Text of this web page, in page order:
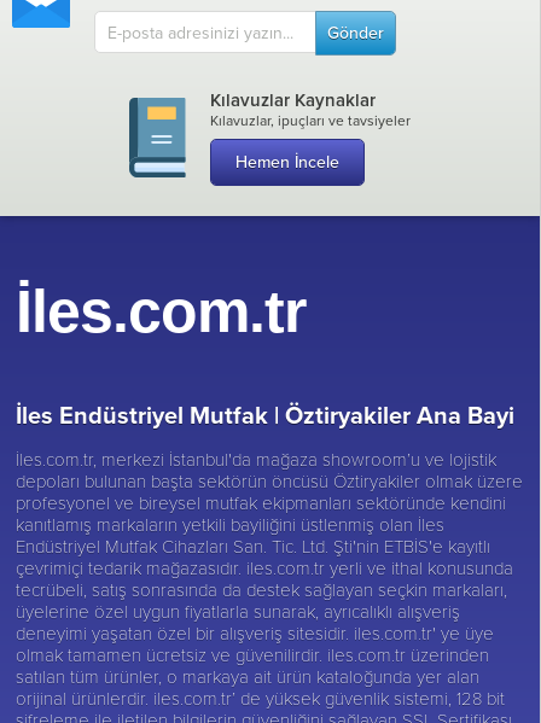
Gönder
Kılavuzlar Kaynaklar
Kılavuzlar, ipuçları ve tavsiyeler
Hemen İncele
İles.com.tr
İles Endüstriyel Mutfak |Öztiryakiler Ana Bayi
İles.com.tr, merkezi İstanbul'da mağaza showroom’u ve lojistik
depoları bulunan başta sektörün öncüsü Öztiryakiler olmak üzere
profesyonel ve bireysel mutfak ekipmanları sektöründe kendini
kanıtlamış markaların yetkili bayiliğini üstlenmiş olan İles
Endüstriyel Mutfak Cihazları San. Tic. Ltd. Şti'nin ETBİS'e kayıtlı
çevrimiçi tedarik mağazasıdır. iles.com.tr yerli ve ithal konusunda
tecrübeli, satış sonrasında da destek sağlayan seçkin markaları,
üyelerine özel uygun fiyatlarla sunarak, ayrıcalıklı alışveriş
deneyimi yaşatan özel bir alışveriş sitesidir. iles.com.tr' ye üye
olmak tamamen ücretsiz ve güvenilirdir. iles.com.tr üzerinden
satılan tüm ürünler, o markaya ait ürün kataloğunda yer alan
orijinal ürünlerdir. iles.com.tr’ de yüksek güvenlik sistemi, 128 bit